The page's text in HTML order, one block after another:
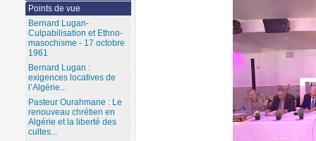
Points de vue
Bernard Lugan-
Culpabilisation et Ethno-
masochisme - 17 octobre
1961
Bernard Lugan :
exigences locatives de
l’Algérie...
Pasteur Ourahmane : Le
renouveau chrétien en
Algérie et la liberté des
cultes...